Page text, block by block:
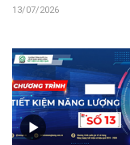
13/07/2026